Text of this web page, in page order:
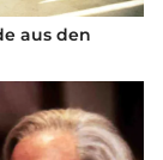
aus den